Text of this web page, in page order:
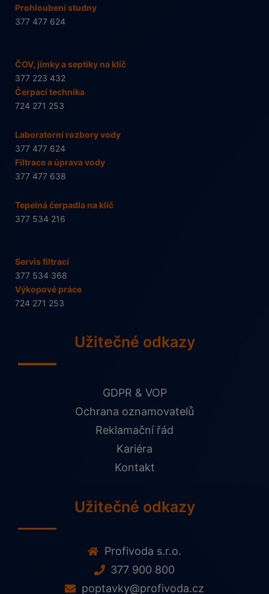
Prohloubení studny
377 477 624
ČOV, jímky a septiky na klíč
377 223 432
Čerpací technika
724 271 253
Laboratorní rozbory vody
377 477 624
Filtrace a úprava vody
377 477 638
Tepelná čerpadla na klíč
377 534 216
Servis filtrací
377 534 368
Výkopové práce
724 271 253
Užitečné odkazy
GDPR & VOP
Ochrana oznamovatelů
Reklamační řád
Kariéra
Kontakt
Užitečné odkazy
Profivoda s.r.o.
377 900 800
poptavky@profivoda.cz